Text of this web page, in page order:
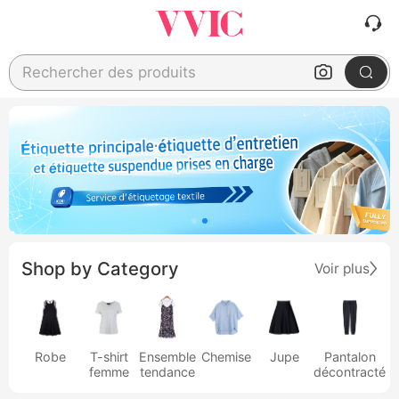
Rechercher des produits
Shop by Category Voir plus
Robe
T-shirt
femme
Ensemble
tendance
Chemise Jupe
Pantalon
décontracté